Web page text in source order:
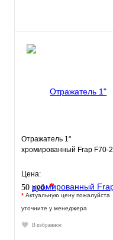
Отражатель 1"
хромированный Frap F70-2
Цена:
50 руб.*
* Актуальную цену пожалуйста
уточните у менеджера
В избранное